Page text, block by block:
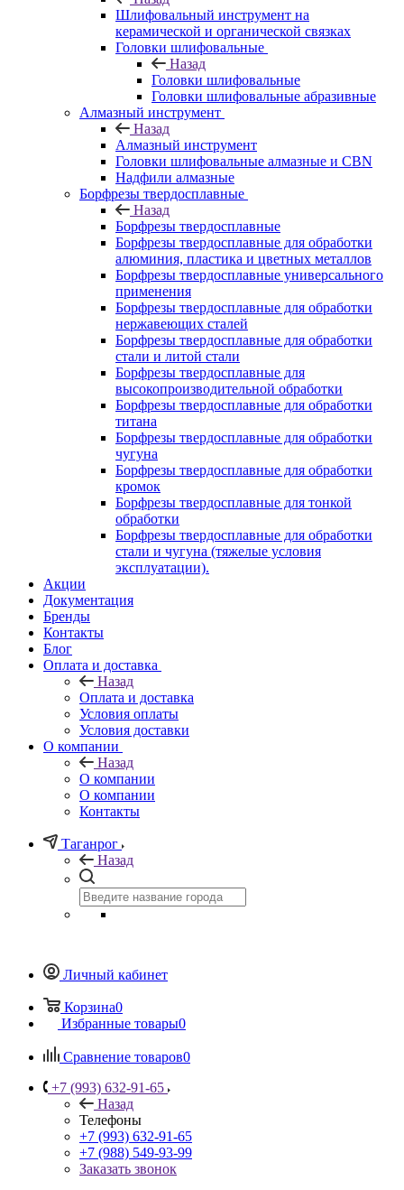
Шлифовальный инструмент на
керамической и органической связках
Головки шлифовальные
Назад
Головки шлифовальные
Головки шлифовальные абразивные
Алмазный инструмент
Назад
Алмазный инструмент
Головки шлифовальные алмазные и CBN
Надфили алмазные
Борфрезы твердосплавные
Назад
Борфрезы твердосплавные
Борфрезы твердосплавные для обработки
алюминия, пластика и цветных металлов
Борфрезы твердосплавные универсального
применения
Борфрезы твердосплавные для обработки
нержавеющих сталей
Борфрезы твердосплавные для обработки
стали и литой стали
Борфрезы твердосплавные для
высокопроизводительной обработки
Борфрезы твердосплавные для обработки
титана
Борфрезы твердосплавные для обработки
чугуна
Борфрезы твердосплавные для обработки
кромок
Борфрезы твердосплавные для тонкой
обработки
Борфрезы твердосплавные для обработки
стали и чугуна (тяжелые условия
эксплуатации).
Акции
Документация
Бренды
Контакты
Блог
Оплата и доставка
Назад
Оплата и доставка
Условия оплаты
Условия доставки
О компании
Назад
О компании
О компании
Контакты
Таганрог
Назад
Личный кабинет
Корзина0
Избранные товары0
Сравнение товаров0
+7 (993) 632-91-65
Назад
Телефоны
+7 (993) 632-91-65
+7 (988) 549-93-99
Заказать звонок